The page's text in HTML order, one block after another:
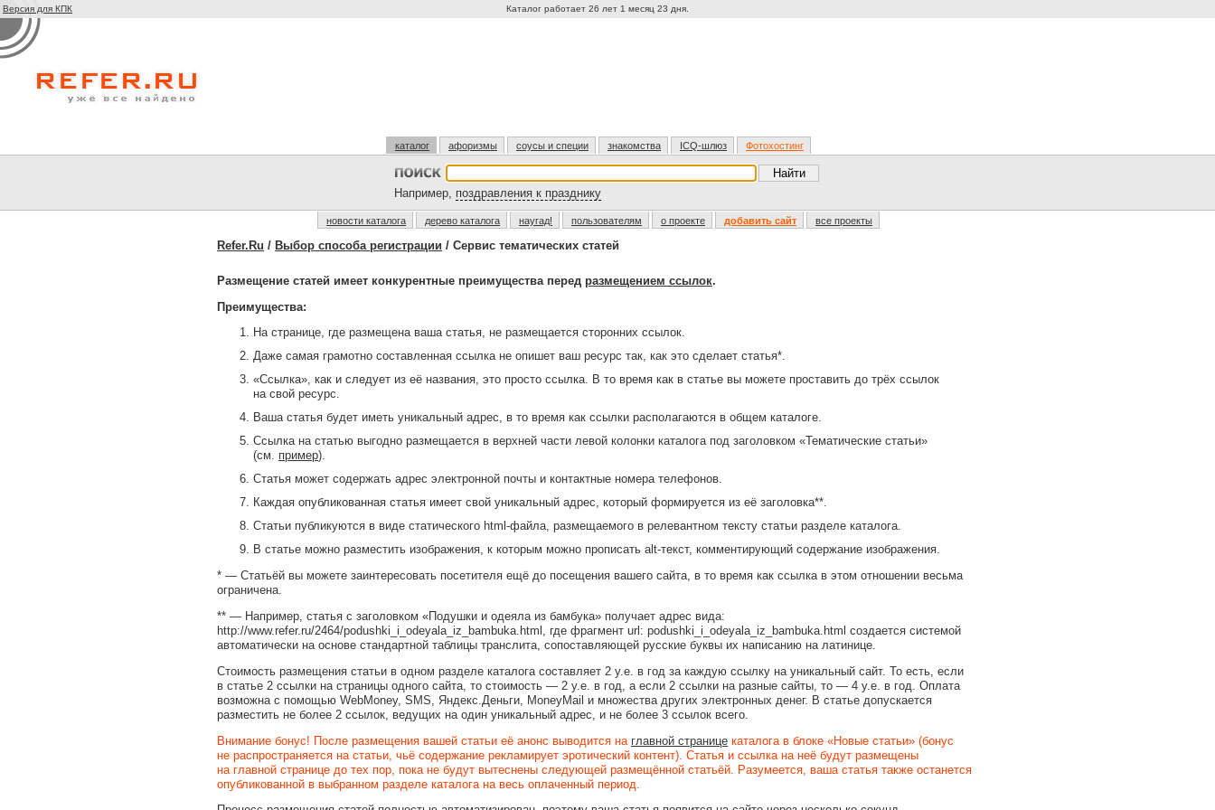
Версия для КПК Каталог работает 26 лет 1 месяц 23 дня.
каталог афоризмы соусы и специи знакомства ICQ-шлюз Фотохостинг
Например, поздравления к празднику
новости каталога дерево каталога наугад! пользователям о проекте добавить сайт все проекты
Refer.Ru / Выбор способа регистрации / Сервис тематических статей
Размещение статей имеет конкурентные преимущества перед размещением ссылок.
Преимущества:
На странице, где размещена ваша статья, не размещается сторонних ссылок.
Даже самая грамотно составленная ссылка не опишет ваш ресурс так, как это сделает статья*.
«Ссылка», как и следует из её названия, это просто ссылка. В то время как в статье вы можете проставить до трёх ссылок
на свой ресурс.
Ваша статья будет иметь уникальный адрес, в то время как ссылки располагаются в общем каталоге.
Ссылка на статью выгодно размещается в верхней части левой колонки каталога под заголовком «Тематические статьи»
(см. пример).
Статья может содержать адрес электронной почты и контактные номера телефонов.
Каждая опубликованная статья имеет свой уникальный адрес, который формируется из её заголовка**.
Статьи публикуются в виде статического html-файла, размещаемого в релевантном тексту статьи разделе каталога.
В статье можно разместить изображения, к которым можно прописать alt-текст, комментирующий содержание изображения.
* — Статьёй вы можете заинтересовать посетителя ещё до посещения вашего сайта, в то время как ссылка в этом отношении весьма
ограничена.
** — Например, статья с заголовком «Подушки и одеяла из бамбука» получает адрес вида:
http://www.refer.ru/2464/podushki_i_odeyala_iz_bambuka.html, где фрагмент url: podushki_i_odeyala_iz_bambuka.html создается системой
автоматически на основе стандартной таблицы транслита, сопоставляющей русские буквы их написанию на латинице.
Стоимость размещения статьи в одном разделе каталога составляет 2 у.е. в год за каждую ссылку на уникальный сайт. То есть, если
в статье 2 ссылки на страницы одного сайта, то стоимость — 2 у.е. в год, а если 2 ссылки на разные сайты, то — 4 у.е. в год. Оплата
возможна с помощью WebMoney, SMS, Яндекс.Деньги, MoneyMail и множества других электронных денег. В статье допускается
разместить не более 2 ссылок, ведущих на один уникальный адрес, и не более 3 ссылок всего.
Внимание бонус! После размещения вашей статьи её анонс выводится на главной странице каталога в блоке «Новые статьи» (бонус
не распространяется на статьи, чьё содержание рекламирует эротический контент). Статья и ссылка на неё будут размещены
на главной странице до тех пор, пока не будут вытеснены следующей размещённой статьёй. Разумеется, ваша статья также останется
опубликованной в выбранном разделе каталога на весь оплаченный период.